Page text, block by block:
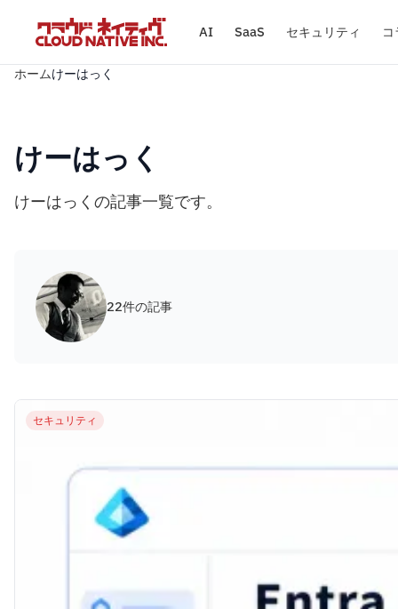
AI SaaS セキュリティ
ホームけーはっく
けーはっく
けーはっくの記事一覧です。
22件の記事
セキュリティ